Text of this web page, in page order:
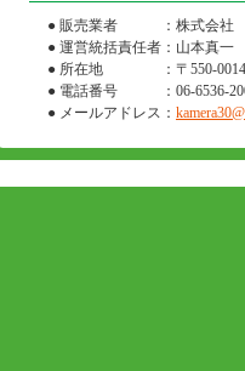
● 販売業者
：株式会
● 運営統括責任者 ：山本真一
● 所在地
：〒550-
● 電話番号
：06-6536-
● メールアドレス ：